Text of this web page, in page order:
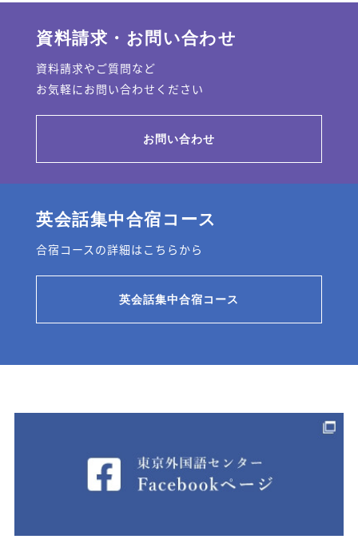
資料請求・お問い合わせ
資料請求やご質問など
お気軽にお問い合わせください
お問い合わせ
英会話集中合宿コース
合宿コースの詳細はこちらから
英会話集中合宿コース